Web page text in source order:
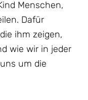
Menschen,
Dafür
ihm zeigen,
wie wir in jeder
um die